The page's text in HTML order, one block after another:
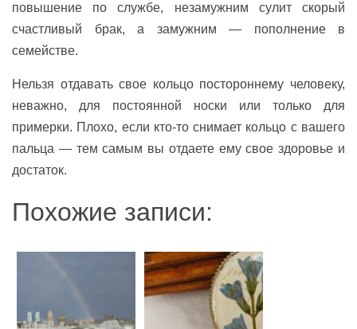
повышение по службе, незамужним сулит скорый
счастливый брак, а замужним — пополнение в
семействе.
Нельзя отдавать свое кольцо постороннему человеку,
неважно, для постоянной носки или только для
примерки. Плохо, если кто-то снимает кольцо с вашего
пальца — тем самым вы отдаете ему свое здоровье и
достаток.
Похожие записи: